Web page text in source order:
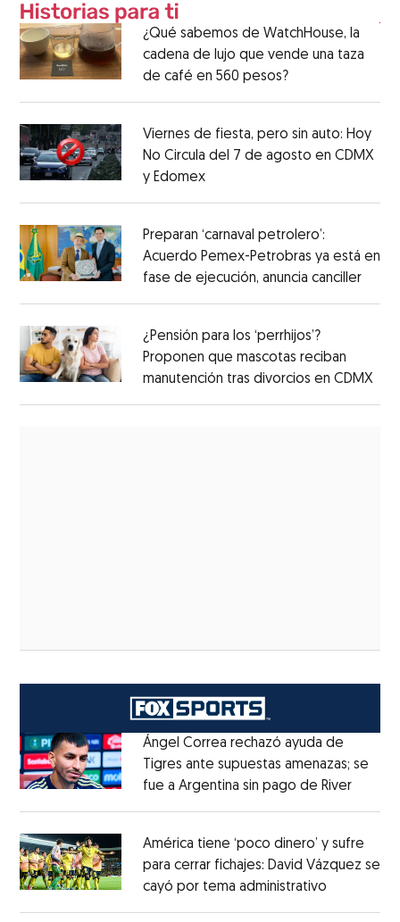
¿Qué sabemos de WatchHouse, la
cadena de lujo que vende una taza
de café en 560 pesos?
Viernes de fiesta, pero sin auto: Hoy
No Circula del 7 de agosto en CDMX
y Edomex
Preparan ‘carnaval petrolero’:
Acuerdo Pemex-Petrobras ya está en
fase de ejecución, anuncia canciller
¿Pensión para los ‘perrhijos’?
Proponen que mascotas reciban
manutención tras divorcios en CDMX
Ángel Correa rechazó ayuda de
Tigres ante supuestas amenazas; se
fue a Argentina sin pago de RiverOpens
América tiene ‘poco dinero’ y sufre
para cerrar fichajes: David Vázquez se
cayó por tema administrativo